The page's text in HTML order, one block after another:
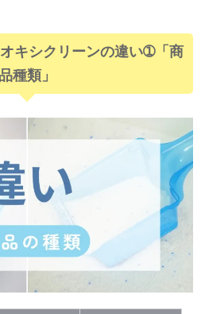
キシクリーンの違い➀「商
品種類」